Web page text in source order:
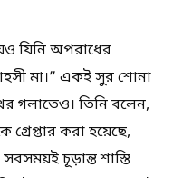
যিনি অপরাধের
মা।” একই সুর শোনা
গলাতেও। তিনি বলেন,
গ্রেপ্তার করা হয়েছে,
চূড়ান্ত শাস্তি